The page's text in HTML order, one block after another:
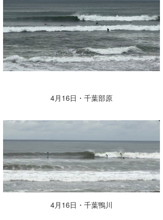
4月16日・千葉部原
4月16日・千葉鴨川